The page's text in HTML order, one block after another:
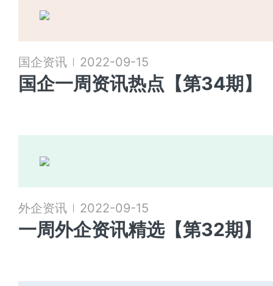
国企资讯 2022-09-15
国企一周资讯热点【第34期】
外企资讯 2022-09-15
一周外企资讯精选【第32期】